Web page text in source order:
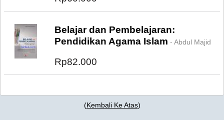
Belajar dan Pembelajaran:
Pendidikan Agama Islam - Abdul Majid
Rp82.000
(Kembali Ke Atas)